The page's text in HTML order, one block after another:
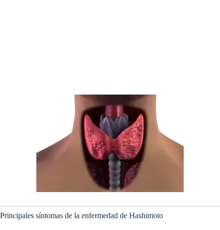
Principales síntomas de la enfermedad de Hashimoto